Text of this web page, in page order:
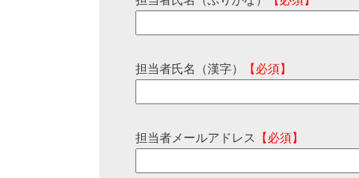
担当者氏名（漢字） 【必須】
担当者メールアドレス 【必須】